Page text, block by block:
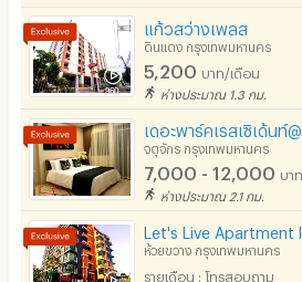
แก้วสว่างเพลส
ดินแดง กรุงเทพมหานคร
5,200 บาท/เดือน
ห่างประมาณ 1.3 กม.
เดอะพาร์คเรสเซิเด้นท์
จตุจักร กรุงเทพมหานคร
7,000 - 12,000 บา
ห่างประมาณ 2.1 กม.
ห้วยขวาง กรุงเทพมหานคร
รายเดือน : โทรสอบถาม